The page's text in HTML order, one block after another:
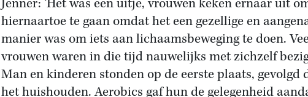
Jenner: ‘Het was een uitje, vrouwen keken ernaar uit
hiernaartoe te gaan omdat het een gezellige en
manier was om iets aan lichaamsbeweging te doen.
vrouwen waren in die tijd nauwelijks met zichzelf
Man en kinderen stonden op de eerste plaats, gevolgd
het huishouden. Aerobics gaf hun de gelegenheid